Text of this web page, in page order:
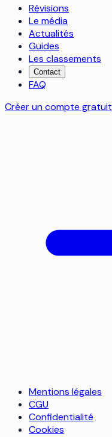
Révisions
Le média
Actualités
Guides
Les classements
Contact
FAQ
Créer un compte gratuit
Mentions légales
CGU
Confidentialité
Cookies